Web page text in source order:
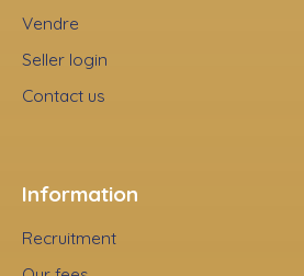
Vendre
Seller login
Contact us
Information
Recruitment